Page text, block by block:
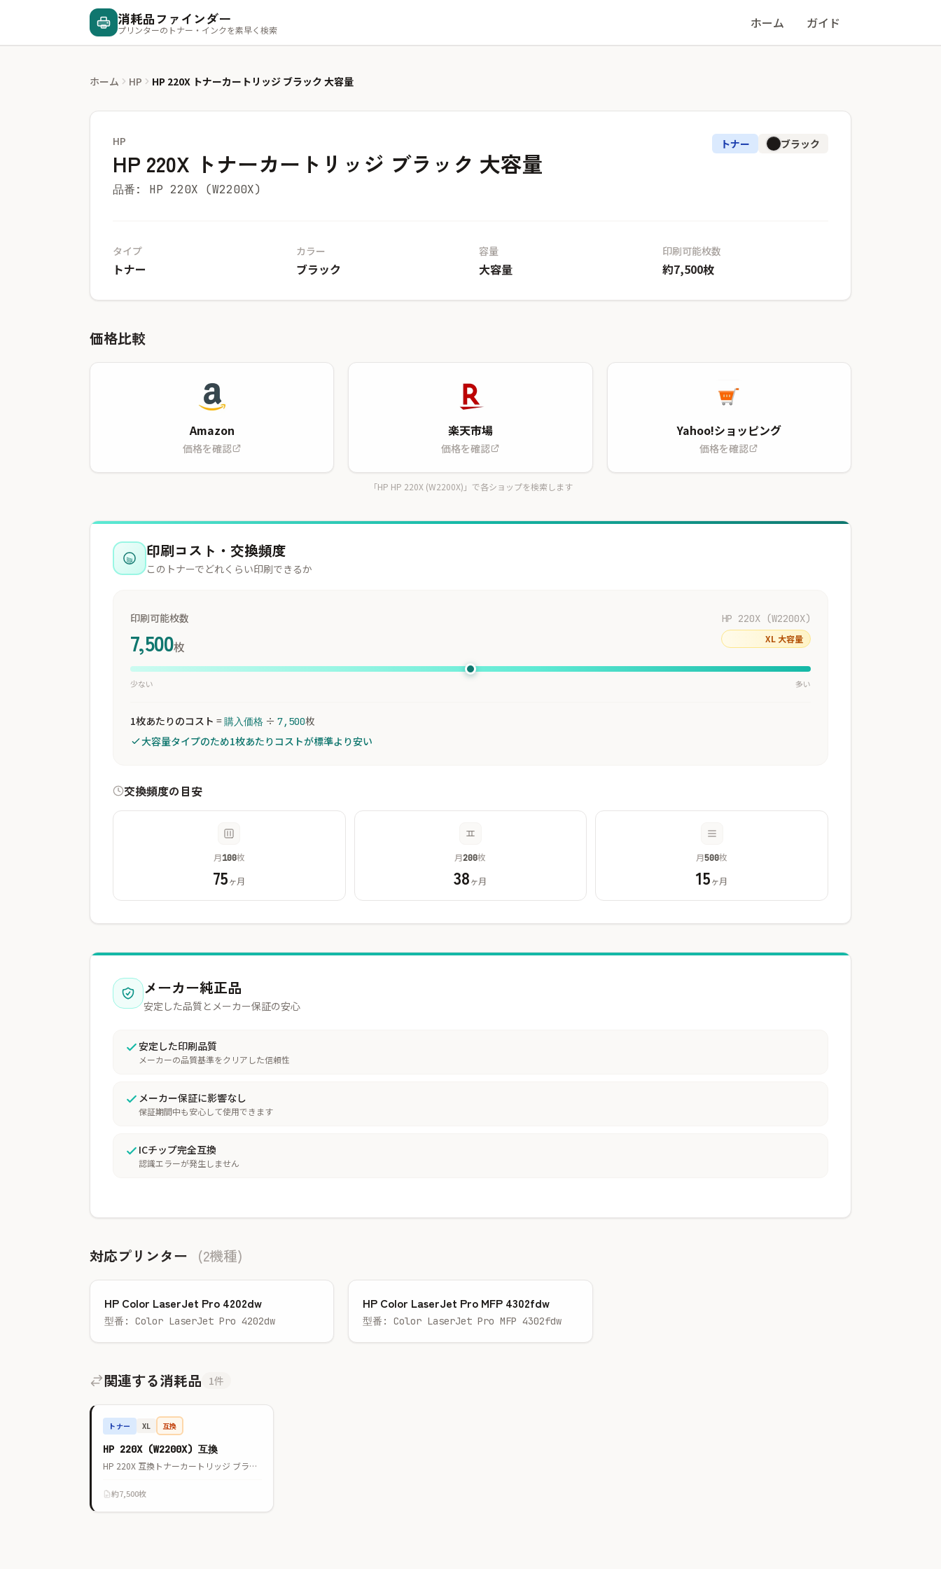
消耗品ファインダー
プリンターのトナー・インクを素早く検索 ホーム ガイド
ホーム HP HP 220X トナーカートリッジ ブラック 大容量
HP
HP 220X トナーカートリッジ ブラック 大容量
品番: HP 220X (W2200X)
トナー ブラック
タイプ
トナー
カラー
ブラック
容量
大容量
印刷可能枚数
約7,500枚
価格比較
Amazon
価格を確認
楽天市場
価格を確認
Yahoo!ショッピング
価格を確認
「HP HP 220X (W2200X)」で各ショップを検索します
印刷コスト・交換頻度
このトナーでどれくらい印刷できるか
印刷可能枚数
7,500枚
HP 220X (W2200X)
XL 大容量
少ない 多い
1枚あたりのコスト =購入価格 ÷ 7,500枚
大容量タイプのため1枚あたりコストが標準より安い
交換頻度の目安
月100枚
75ヶ月
月200枚
38ヶ月
月500枚
15ヶ月
メーカー純正品
安定した品質とメーカー保証の安心
安定した印刷品質
メーカーの品質基準をクリアした信頼性
メーカー保証に影響なし
保証期間中も安心して使用できます
ICチップ完全互換
認識エラーが発生しません
対応プリンター (2機種)
HP Color LaserJet Pro 4202dw
型番: Color LaserJet Pro 4202dw
HP Color LaserJet Pro MFP 4302fdw
型番: Color LaserJet Pro MFP 4302fdw
関連する消耗品 1件
トナー XL 互換
HP 220X (W2200X) 互換
HP 220X 互換トナーカートリッジ ブラック 大容量
約7,500枚